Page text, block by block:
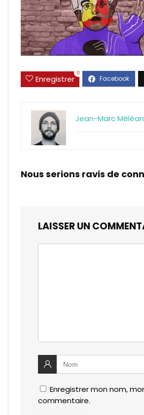
Enregistrer
0
Jean-Marc
Nous serions ravis de
LAISSER UN
Enregistrer mon nom,
commentaire.